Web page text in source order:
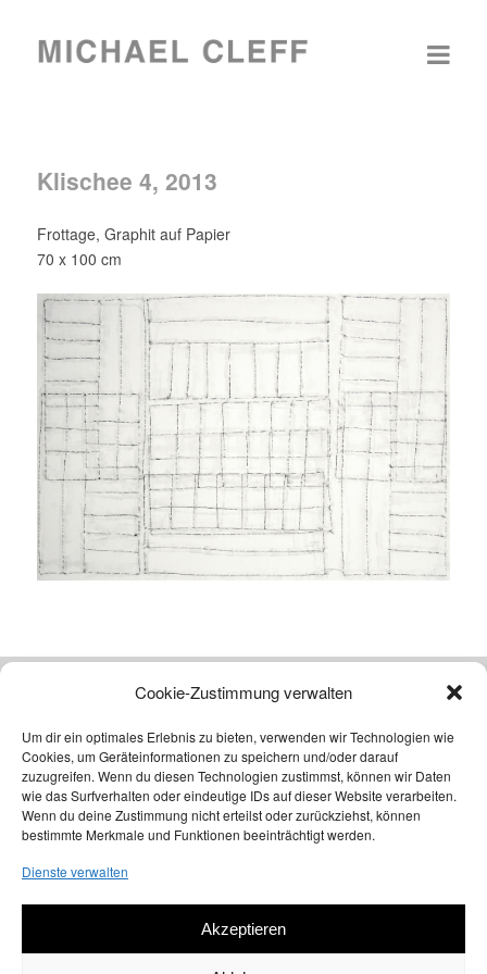
Cookie-Zustimmung verwalten
Um dir ein optimales Erlebnis zu bieten, verwenden wir Technologien wie
Cookies, um Geräteinformationen zu speichern und/oder darauf
zuzugreifen. Wenn du diesen Technologien zustimmst, können wir Daten
wie das Surfverhalten oder eindeutige IDs auf dieser Website verarbeiten.
Wenn du deine Zustimmung nicht erteilst oder zurückziehst, können
bestimmte Merkmale und Funktionen beeinträchtigt werden.
Dienste verwalten
Akzeptieren
Klischee 4, 2013
Frottage, Graphit auf Papier
70 x 100 cm
Michael Cleff
Gießerstraße 17
45473 Mülheim/Ruhr
Tel. 0208-99119176 oder
Tel. 0234-495167 (priv.)
info@michael-cleff.de
geöffnet nach Terminabsprache